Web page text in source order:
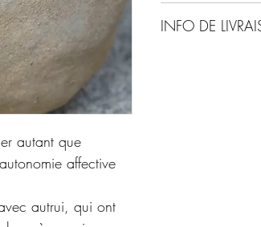
autant que
affective
autrui, qui ont
Format du bracelet
INFO DE